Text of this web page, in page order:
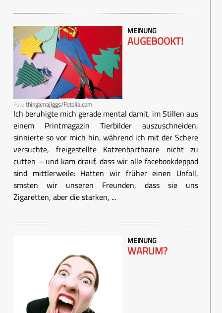
Fotothingamajiggs/Fotolia.com
MEINUNG
AUGEBOOKT!
Ich beruhigte mich gerade mental damit, im Stillen aus
einem Printmagazin Tierbilder auszuschneiden,
sinnierte so vor mich hin, während ich mit der Schere
versuchte, freigestellte Katzenbarthaare nicht zu
cutten – und kam drauf, dass wir alle facebookdeppad
sind mittlerweile: Hatten wir früher einen Unfall,
smsten wir unseren Freunden, dass sie uns
Zigaretten, aber die starken, ...
MEINUNG
WARUM?